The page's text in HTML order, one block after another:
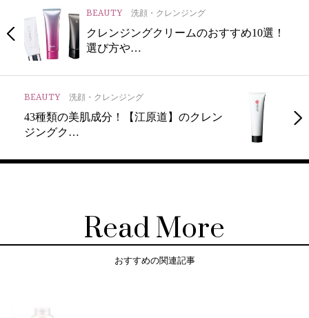
BEAUTY 洗顔・クレンジング
クレンジングクリームのおすすめ10選！
選び方や…
BEAUTY 洗顔・クレンジング
43種類の美肌成分！【江原道】のクレン
ジングク…
Read More
おすすめの関連記事